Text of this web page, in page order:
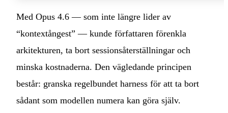
Med Opus 4.6 — som inte längre lider av
“kontextångest” — kunde författaren förenkla
arkitekturen, ta bort sessionsåterställningar och
minska kostnaderna. Den vägledande principen
består: granska regelbundet harness för att ta bort
sådant som modellen numera kan göra själv.